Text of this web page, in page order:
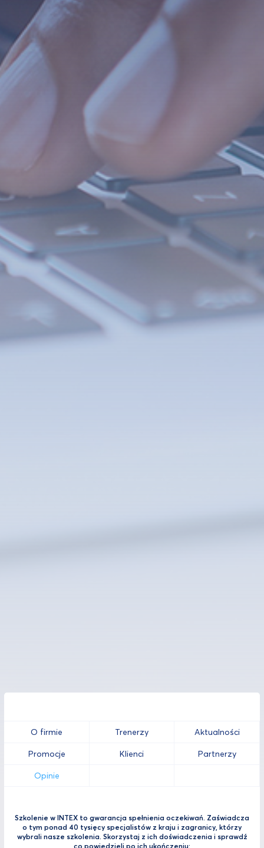
O firmie Trenerzy Aktualności
Promocje Klienci Partnerzy
Opinie
Szkolenie w INTEX to gwarancja spełnienia oczekiwań. Zaświadcza
o tym ponad 40 tysięcy specjalistów z kraju i zagranicy, którzy
wybrali nasze szkolenia. Skorzystaj z ich doświadczenia i sprawdź
co powiedzieli po ich ukończeniu: